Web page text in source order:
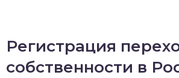
Регистрация
собственности в